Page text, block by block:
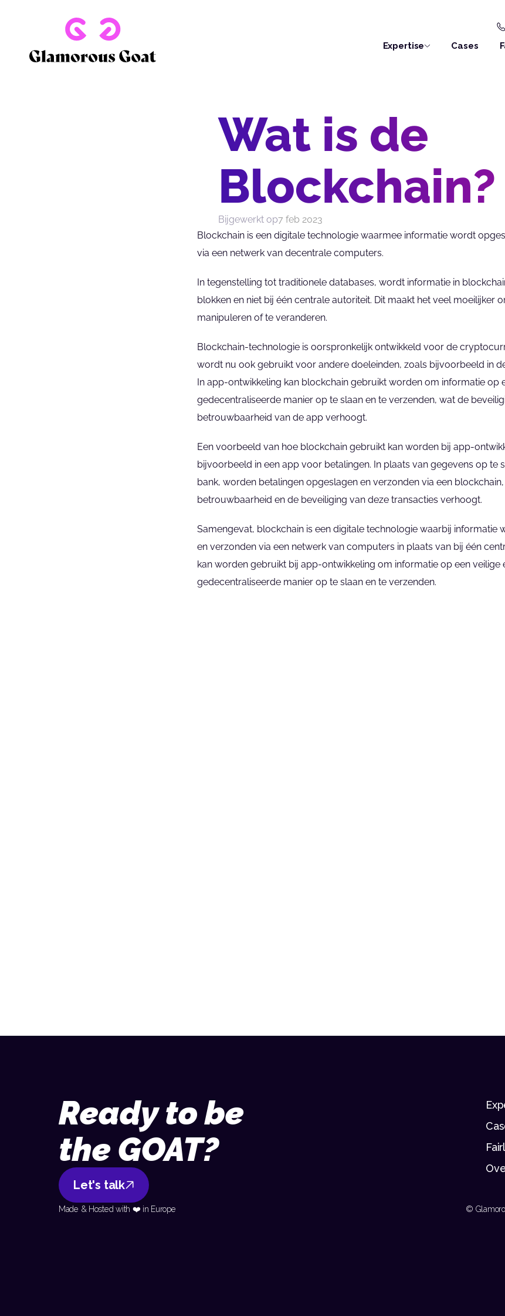
Expertise Cases
Wat is de
Blockchain?
Bijgewerkt op7 feb 2023
Blockchain is een digitale technologie waarmee informatie wordt
via een netwerk van decentrale computers.
In tegenstelling tot traditionele databases, wordt informatie in
blokken en niet bij één centrale autoriteit. Dit maakt het veel moeilijker
manipuleren of te veranderen.
Blockchain-technologie is oorspronkelijk ontwikkeld voor de
wordt nu ook gebruikt voor andere doeleinden, zoals bijvoorbeeld in
In app-ontwikkeling kan blockchain gebruikt worden om informatie op
gedecentraliseerde manier op te slaan en te verzenden, wat de
betrouwbaarheid van de app verhoogt.
Een voorbeeld van hoe blockchain gebruikt kan worden bij app-
bijvoorbeeld in een app voor betalingen. In plaats van gegevens op te
bank, worden betalingen opgeslagen en verzonden via een
betrouwbaarheid en de beveiliging van deze transacties verhoogt.
Samengevat, blockchain is een digitale technologie waarbij informatie
en verzonden via een netwerk van computers in plaats van bij één
kan worden gebruikt bij app-ontwikkeling om informatie op een veilige
gedecentraliseerde manier op te slaan en te verzenden.
Ready to be
the GOAT?
Let's talk
Made & Hosted with ❤️ in Europe ©